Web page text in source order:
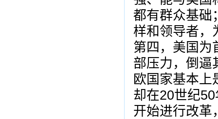
都有群众基础
样和领导者，
第四，美国为
部压力，倒逼
欧国家基本上
却在20世纪
开始进行改革